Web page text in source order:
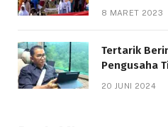
8 MARET 2023
Tertarik
Pengusaha
1.000 Hektare
20 JUNI 2024